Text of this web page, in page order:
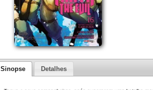
Sinopse Detalhes